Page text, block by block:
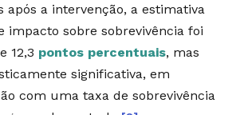
após a intervenção, a estimativa
impacto sobre sobrevivência foi
12,3 pontos percentuais, mas
significativa, em
com uma taxa de sobrevivência